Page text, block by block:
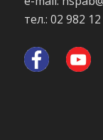
тел.: 02 982